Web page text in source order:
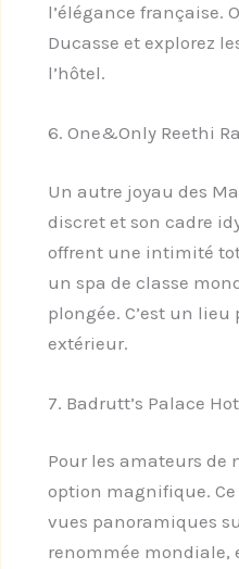
l’élégance française.
Ducasse et explorez
l’hôtel.
6. One&Only Reethi
Un autre joyau des
discret et son cadre
offrent une intimité
un spa de classe
plongée. C’est un
extérieur.
7. Badrutt’s Palace
Pour les amateurs de
option magnifique.
vues panoramiques
renommée mondiale,